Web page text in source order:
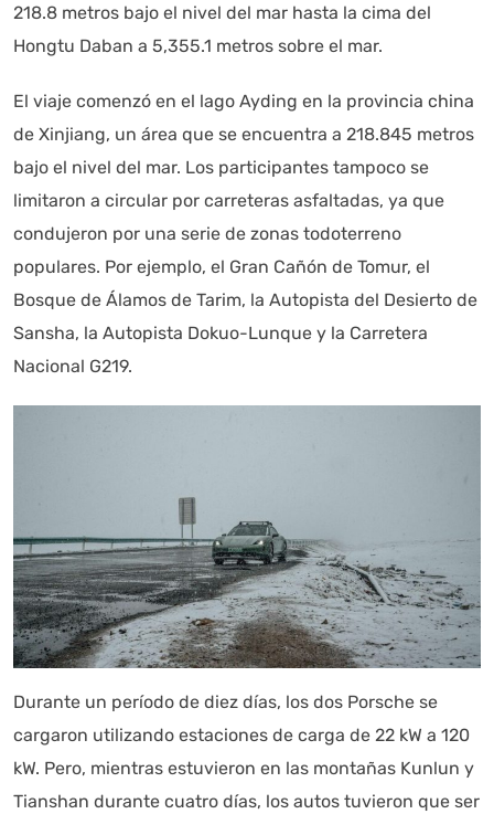
218.8 metros bajo el nivel del mar hasta la cima del
Hongtu Daban a 5,355.1 metros sobre el mar.
El viaje comenzó en el lago Ayding en la provincia china
de Xinjiang, un área que se encuentra a 218.845 metros
bajo el nivel del mar. Los participantes tampoco se
limitaron a circular por carreteras asfaltadas, ya que
condujeron por una serie de zonas todoterreno
populares. Por ejemplo, el Gran Cañón de Tomur, el
Bosque de Álamos de Tarim, la Autopista del Desierto de
Sansha, la Autopista Dokuo-Lunque y la Carretera
Nacional G219.
Durante un período de diez días, los dos Porsche se
cargaron utilizando estaciones de carga de 22 kW a 120
kW. Pero, mientras estuvieron en las montañas Kunlun y
Tianshan durante cuatro días, los autos tuvieron que ser